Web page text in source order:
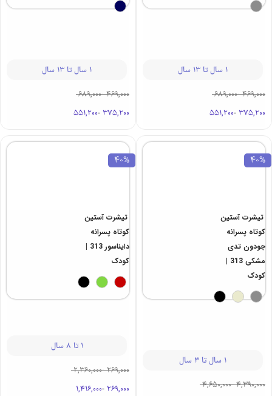
1 سال تا 13 سال
469,000
-
689,000
375,200
-
551,200
1 سال تا 13 سال
469,000
-
689,000
375,200
-
551,200
40%
تیشرت آستین
کوتاه پسرانه
جودون تدی
مشکی 313 |
کودک
1 سال تا 3 سال
4,390,000
-
4,650,000
40%
تیشرت آستین
کوتاه پسرانه
دایناسور 313 |
کودک
1 تا 8 سال
269,000
-
2,360,000
269,000
-
1,416,000